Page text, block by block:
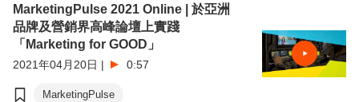
MarketingPulse 2021 Online | 於亞洲
品牌及營銷界高峰論壇上實踐
「Marketing for GOOD」
2021年04月20日 | 0:57
MarketingPulse